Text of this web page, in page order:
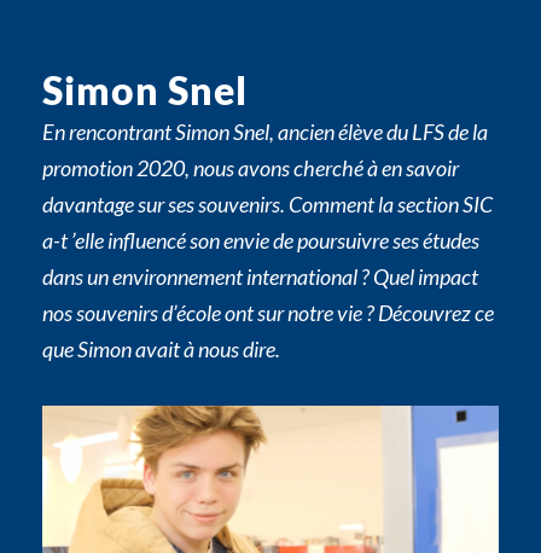
Simon Snel
En rencontrant Simon Snel, ancien élève du LFS de la
promotion 2020, nous avons cherché à en savoir
davantage sur ses souvenirs. Comment la section SIC
a-t ’elle influencé son envie de poursuivre ses études
dans un environnement international ? Quel impact
nos souvenirs d’école ont sur notre vie ? Découvrez ce
que Simon avait à nous dire.